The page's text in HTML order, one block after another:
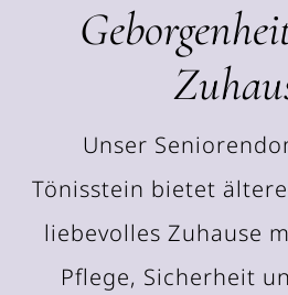
Unser
Tönisstein bietet
liebevolles Zuhause
Pflege, Sicherheit